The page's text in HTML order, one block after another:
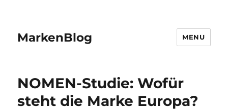
MarkenBlog MENU
NOMEN-Studie: Wofür
steht die Marke Europa?